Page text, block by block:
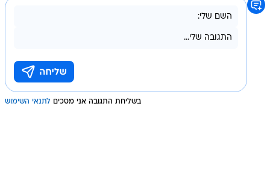
בשליחת התגובה אני מסכים לתנאי השימוש